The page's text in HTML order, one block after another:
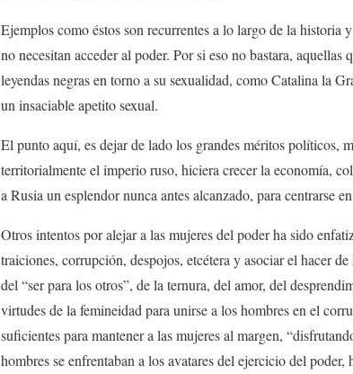
Ejemplos como éstos son recurrentes a lo largo de la
no necesitan acceder al poder. Por si eso no bastara,
leyendas negras en torno a su sexualidad, como Catalina la
un insaciable apetito sexual.
El punto aquí, es dejar de lado los grandes méritos políticos,
territorialmente el imperio ruso, hiciera crecer la economía,
a Rusia un esplendor nunca antes alcanzado, para centrarse
Otros intentos por alejar a las mujeres del poder ha sido
traiciones, corrupción, despojos, etcétera y asociar el hacer
del “ser para los otros”, de la ternura, del amor, del
virtudes de la femineidad para unirse a los hombres en el
suficientes para mantener a las mujeres al margen,
hombres se enfrentaban a los avatares del ejercicio del